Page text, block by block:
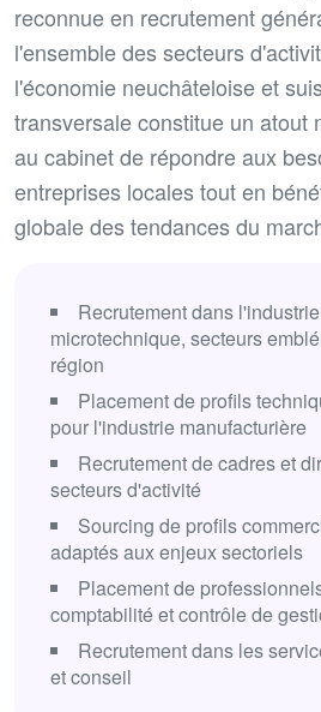
reconnue en recrutement
l'ensemble des secteurs
l'économie neuchâteloise et
transversale constitue un atout
au cabinet de répondre aux
entreprises locales tout en
globale des tendances du
Recrutement dans
microtechnique, secteurs
région
Placement de profils
pour l'industrie manufacturière
Recrutement de cadres et
secteurs d'activité
Sourcing de profils
adaptés aux enjeux sectoriels
Placement de
comptabilité et contrôle de
Recrutement dans les
et conseil